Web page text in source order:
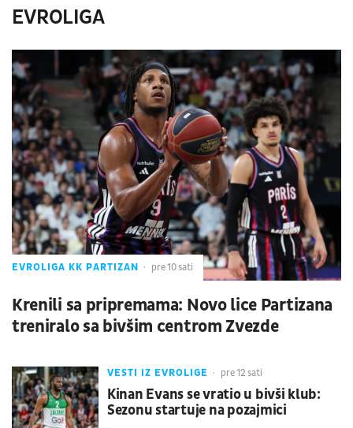
EVROLIGA
EVROLIGA KK PARTIZAN pre 10 sati
Krenili sa pripremama: Novo lice Partizana
treniralo sa bivšim centrom Zvezde
VESTI IZ EVROLIGE pre 12 sati
Kinan Evans se vratio u bivši klub:
Sezonu startuje na pozajmici